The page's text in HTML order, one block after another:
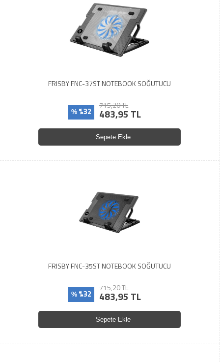
FRISBY FNC-37ST NOTEBOOK SOĞUTUCU
% %32
715,20 TL
483,95 TL
Sepete Ekle
FRISBY FNC-35ST NOTEBOOK SOĞUTUCU
% %32
715,20 TL
483,95 TL
Sepete Ekle